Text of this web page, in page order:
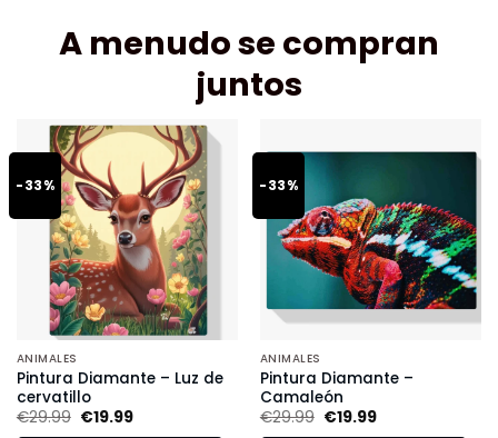
A menudo se compran
juntos
-33%
ANIMALES
Pintura Diamante – Luz de
cervatillo
€29.99 €19.99
-33%
ANIMALES
Pintura Diamante –
Camaleón
€29.99 €19.99